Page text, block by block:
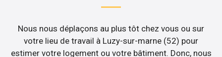
Nous nous déplaçons au plus tôt chez vous ou sur
votre lieu de travail à Luzy-sur-marne (52) pour
estimer votre logement ou votre bâtiment. Donc, nous